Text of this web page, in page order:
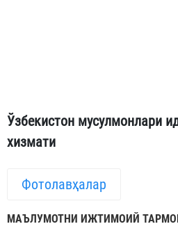
Ўзбекистон мусулмонлари
хизмати
Фотолавҳалар
МАЪЛУМОТНИ ИЖТИМОИЙ